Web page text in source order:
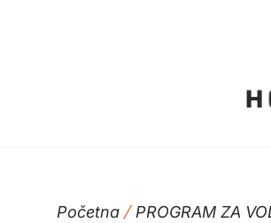
Početna/ PROGRAM ZA